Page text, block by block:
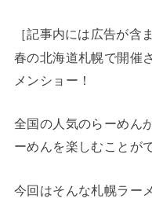
［記事内には広告が含
春の北海道札幌で開催
メンショー！
全国の人気のらーめん
ーめんを楽しむことが
今回はそんな札幌ラー